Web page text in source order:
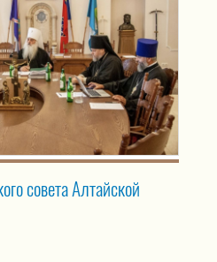
совета Алтайской